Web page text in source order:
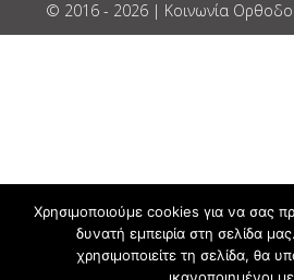
© 2016 - 2026 | Κοινωνία
Χρησιμοποιούμε cookies για να σας
δυνατή εμπειρία στη σελίδα
χρησιμοποιείτε τη σελίδα, θα